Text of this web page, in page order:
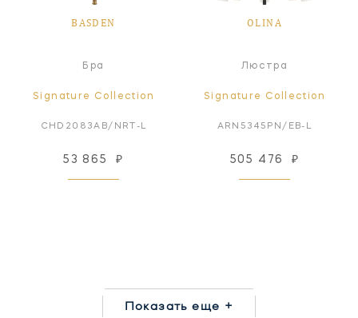
BASDEN
Бра
Signature Collection
CHD2083AB/NRT-L
53 865 ₽
OLINA
Люстра
Signature Collection
ARN5345PN/EB-L
505 476 ₽
Показать еще +